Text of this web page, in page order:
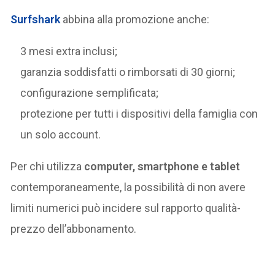
Surfshark abbina alla promozione anche:
3 mesi extra inclusi;
garanzia soddisfatti o rimborsati di 30 giorni;
configurazione semplificata;
protezione per tutti i dispositivi della famiglia con
un solo account.
Per chi utilizza computer, smartphone e tablet
contemporaneamente, la possibilità di non avere
limiti numerici può incidere sul rapporto qualità-
prezzo dell’abbonamento.